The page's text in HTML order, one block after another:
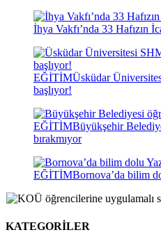
İhya Vakfı’nda 33 Hafızın
EĞİTİMÜsküdar
başlıyor!
EĞİTİMBüyükşehir
bırakmıyor
EĞİTİMBornova’da bilim
KATEGORİLER